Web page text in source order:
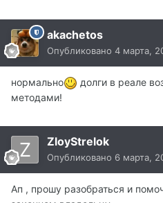
akachetos
Опубликовано 4 марта,
нормально
долги в реале
методами!
ZloyStrelok
Опубликовано 6 марта,
Ап , прошу разобраться и